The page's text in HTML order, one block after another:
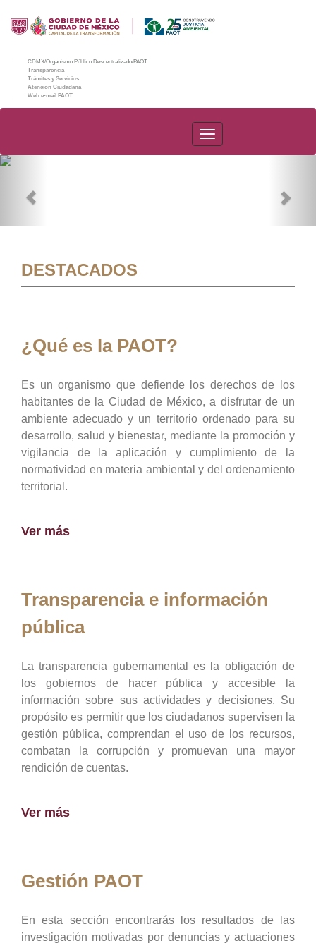
CDMX/Organismo Público Descentralizado/PAOT
Transparencia
Trámites y Servicios
Atención Ciudadana
Web e-mail PAOT
PAOT
DESTACADOS
¿Qué es la PAOT?
Es un organismo que defiende los derechos de los
habitantes de la Ciudad de México, a disfrutar de un
ambiente adecuado y un territorio ordenado para su
desarrollo, salud y bienestar, mediante la promoción y
vigilancia de la aplicación y cumplimiento de la
normatividad en materia ambiental y del ordenamiento
territorial.
Ver más
Transparencia e información
pública
La transparencia gubernamental es la obligación de
los gobiernos de hacer pública y accesible la
información sobre sus actividades y decisiones. Su
propósito es permitir que los ciudadanos supervisen la
gestión pública, comprendan el uso de los recursos,
combatan la corrupción y promuevan una mayor
rendición de cuentas.
Ver más
Gestión PAOT
En esta sección encontrarás los resultados de las
investigación motivadas por denuncias y actuaciones